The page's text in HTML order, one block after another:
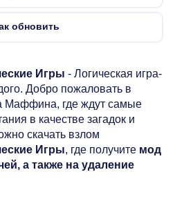
обновить
Игры - Логическая игра-
Добро пожаловать в
Маффина, где ждут самые
в качестве загадок и
скачать взлом
Игры, где получите мод
а также на удаление